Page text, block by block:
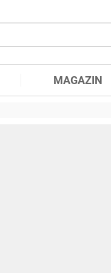
MAGAZIN